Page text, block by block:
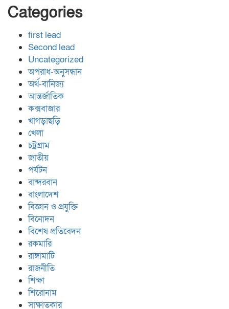
Categories
first lead
Second lead
Uncategorized
অপরাধ-অনুসন্ধান
অর্থ-বানিজ্য
আন্তর্জাতিক
কক্সবাজার
খাগড়াছড়ি
খেলা
চট্রগ্রাম
জাতীয়
পর্যটন
বান্দরবান
বাংলাদেশ
বিজ্ঞান ও প্রযুক্তি
বিনোদন
বিশেষ প্রতিবেদন
রকমারি
রাঙ্গামাটি
রাজনীতি
শিক্ষা
শিরোনাম
সাক্ষাতকার